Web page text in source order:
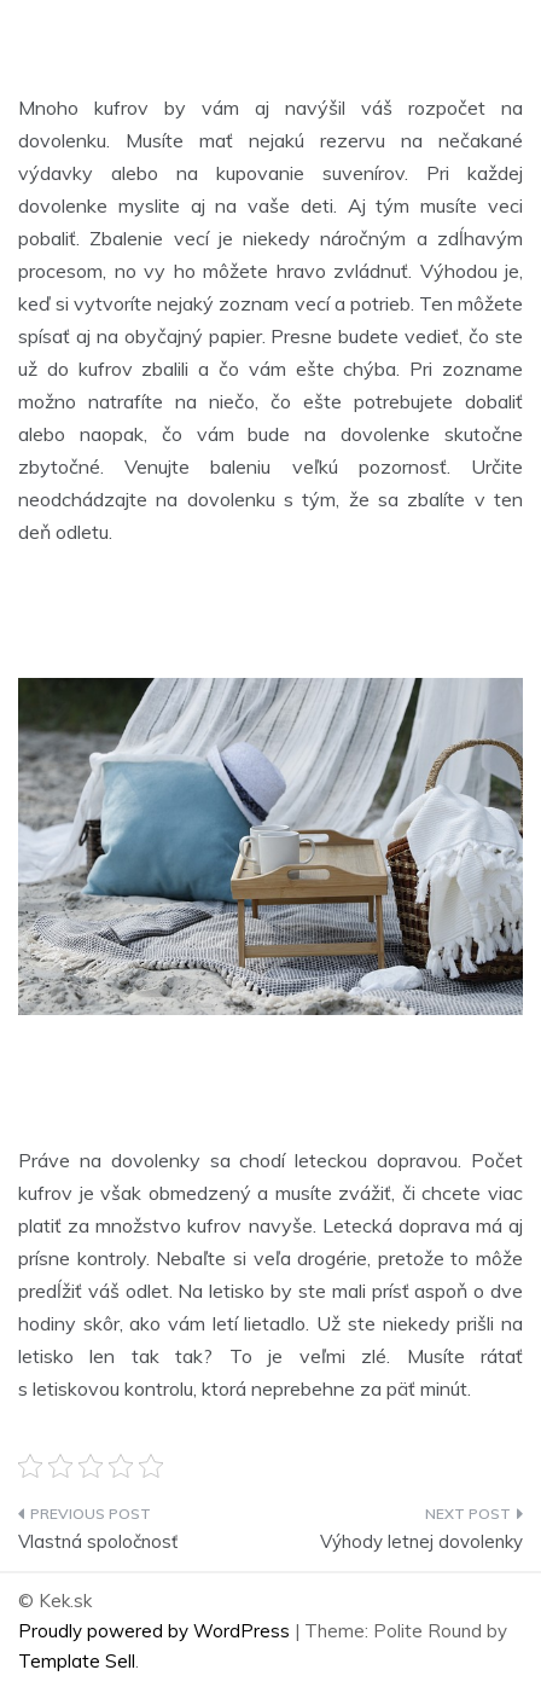
Mnoho kufrov by vám aj navýšil váš rozpočet na
dovolenku. Musíte mať nejakú rezervu na nečakané
výdavky alebo na kupovanie suvenírov. Pri každej
dovolenke myslite aj na vaše deti. Aj tým musíte veci
pobaliť. Zbalenie vecí je niekedy náročným a zdĺhavým
procesom, no vy ho môžete hravo zvládnuť. Výhodou je,
keď si vytvoríte nejaký zoznam vecí a potrieb. Ten môžete
spísať aj na obyčajný papier. Presne budete vedieť, čo ste
už do kufrov zbalili a čo vám ešte chýba. Pri zozname
možno natrafíte na niečo, čo ešte potrebujete dobaliť
alebo naopak, čo vám bude na dovolenke skutočne
zbytočné. Venujte baleniu veľkú pozornosť. Určite
neodchádzajte na dovolenku s tým, že sa zbalíte v ten
deň odletu.
Práve na dovolenky sa chodí leteckou dopravou. Počet
kufrov je však obmedzený a musíte zvážiť, či chcete viac
platiť za množstvo kufrov navyše. Letecká doprava má aj
prísne kontroly. Nebaľte si veľa drogérie, pretože to môže
predĺžiť váš odlet. Na letisko by ste mali prísť aspoň o dve
hodiny skôr, ako vám letí lietadlo. Už ste niekedy prišli na
letisko len tak tak? To je veľmi zlé. Musíte rátať
s letiskovou kontrolu, ktorá neprebehne za päť minút.
Navigace
příspěvek
Vlastná spoločnosť Výhody letnej dovolenky
© Kek.sk
Proudly powered by WordPress | Theme: Polite Round by
Template Sell.